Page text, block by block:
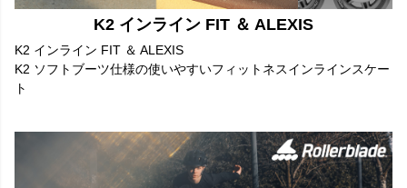
K2 インライン FIT ＆ ALEXIS
K2 インライン FIT ＆ ALEXIS
K2 ソフトブーツ仕様の使いやすいフィットネスインラインスケー
ト